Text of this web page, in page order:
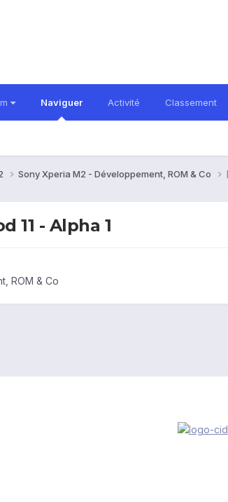
Naviguer Activité Classement
Sony Xperia M2 - Développement, ROM & Co
11 - Alpha 1
ROM & Co